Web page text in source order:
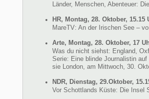
Länder, Menschen, Abenteuer:
HR, Montag, 28. Oktober, 15.15
MareTV: An der Irischen See –
Arte, Montag, 28. Oktober, 17
Was du nicht siehst: England,
Serie: Eine blinde Journalistin
sie London, am Mittwoch, 30.
NDR, Dienstag, 29.Oktober,
Vor Schottlands Küste: Die Insel